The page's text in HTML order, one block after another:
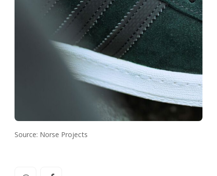
Source: Norse Projects